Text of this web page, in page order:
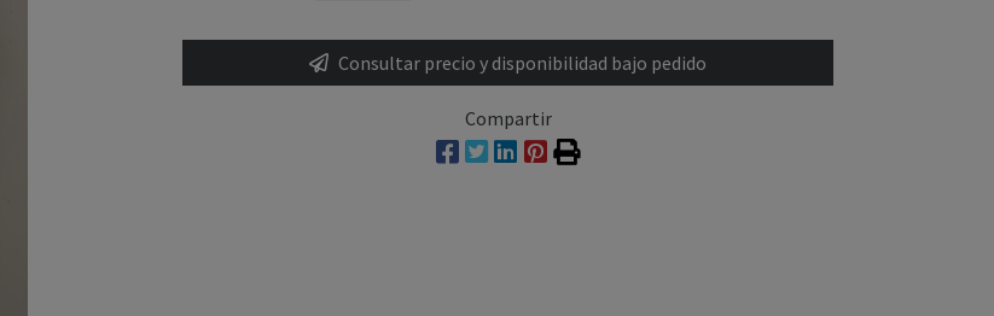
Consultar precio y disponibilidad bajo pedido
Compartir